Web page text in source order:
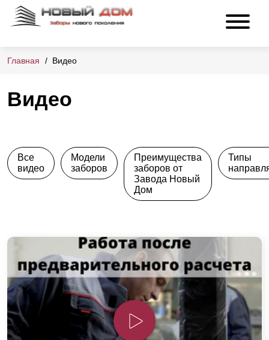
Главная Видео
Видео
Все
видео
Модели
заборов
Преимущества
заборов от
Завода Новый
Дом
Типы